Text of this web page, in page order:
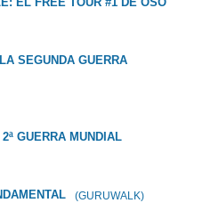
SEGUNDA GUERRA
GUERRA MUNDIAL
(GURUWALK)